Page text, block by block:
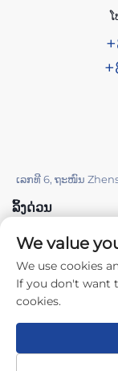
ເລກທີ 6, ຖະໜົນ
ລິ້ງດ່ວນ
ຜະລິດຕະພັນ
ລິຂະສິດ © 2025
ທັງໝົດຖືກ
We value
We use cookies
If you don't want
cookies.